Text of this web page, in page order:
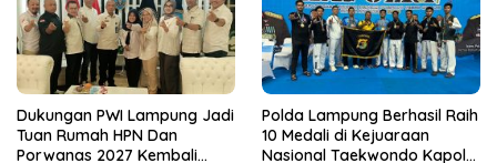
Dukungan PWI Lampung Jadi
Tuan Rumah HPN Dan
Porwanas 2027 Kembali
Polda Lampung Berhasil Raih
10 Medali di Kejuaraan
Nasional Taekwondo Kapolri